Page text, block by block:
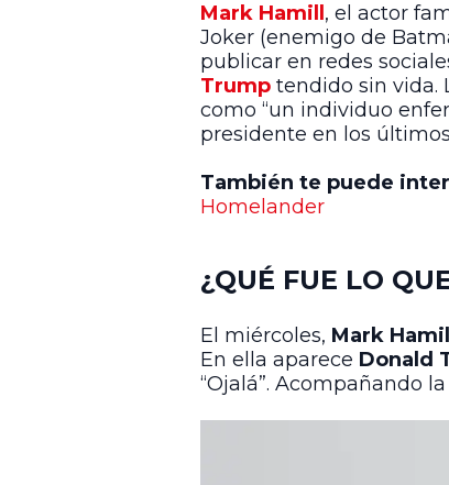
Mark Hamill , el actor
Joker (enemigo de
publicar en redes
Trump tendido sin vida.
como “un individuo
presidente en los
También te puede
Homelander
¿QUÉ FUE LO
El miércoles, Mark Hamill
En ella aparece Donald
“Ojalá”. Acompañando